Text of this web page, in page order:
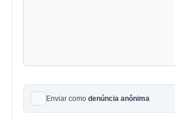
Enviar como denúncia anônima